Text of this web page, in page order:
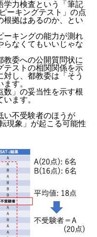
学力検査という「筆記
ーキングテスト」の点
根拠はあるのか、とい
ーキングの能力が測れ
らなくてもいいじゃな
教委への公開質問状に
テストの相関関係を示
し、都教委は「そう
す。
数」の妥当性を示す根
ます。
い不受験者のほうが
現象」が起こる可能性